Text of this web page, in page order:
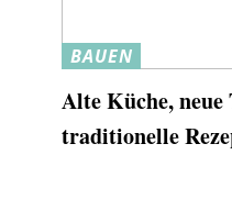
BAUEN
Alte Küche,
traditionelle